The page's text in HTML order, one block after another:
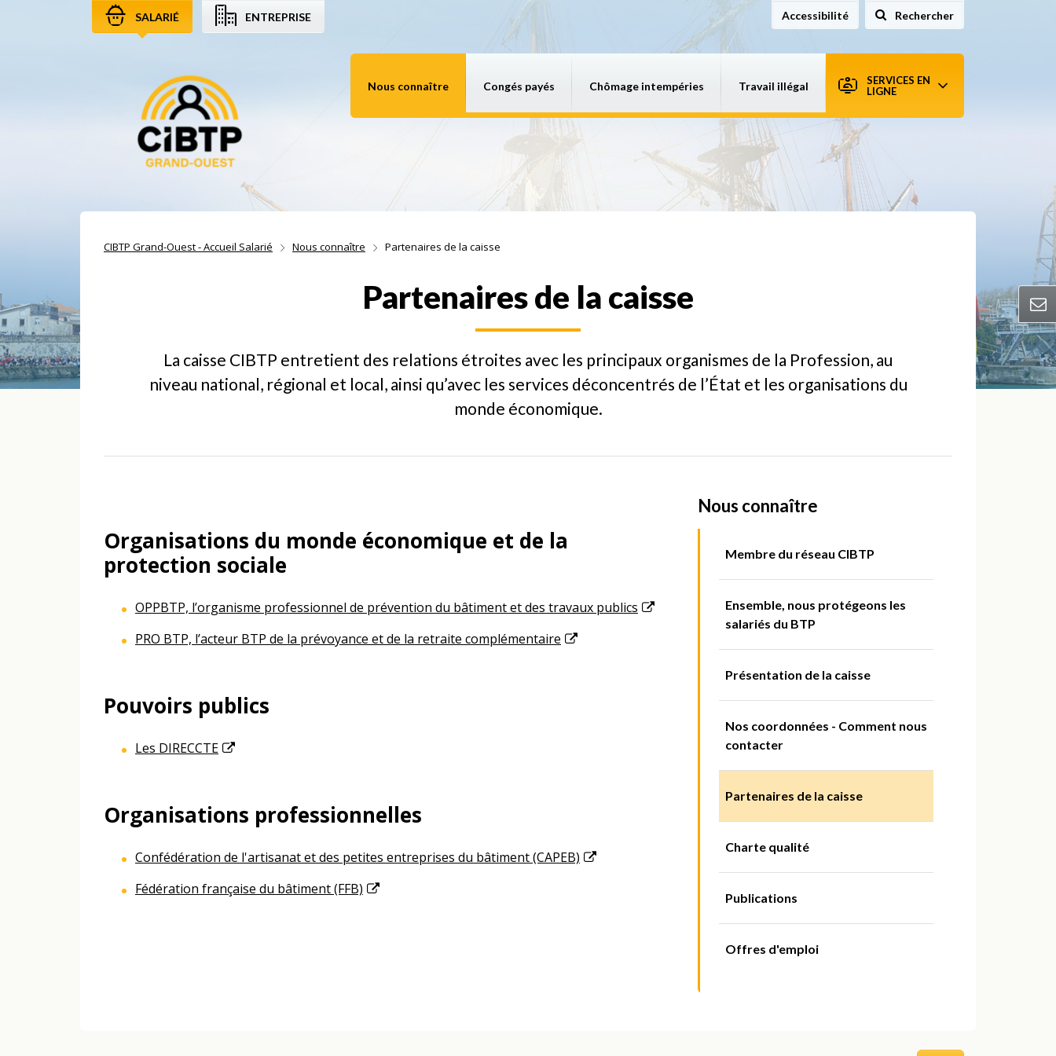
Aller au contenu
Aller à la recherche
Aller à la navigation
SALARIÉ ENTREPRISE Accessibilité Rechercher
Nous connaître Congés payés Chômage intempéries Travail illégal
SERVICES EN
LIGNE
CIBTP Grand-Ouest - Accueil Salarié Nous connaître Partenaires de la caisse
Partenaires de la caisse
La caisse CIBTP entretient des relations étroites avec les principaux organismes de la Profession, au
niveau national, régional et local, ainsi qu’avec les services déconcentrés de l’État et les organisations du
monde économique.
Organisations du monde économique et de la
protection sociale
OPPBTP, l’organisme professionnel de prévention du bâtiment et des travaux publics
PRO BTP, l’acteur BTP de la prévoyance et de la retraite complémentaire
Pouvoirs publics
Les DIRECCTE
Organisations professionnelles
Confédération de l'artisanat et des petites entreprises du bâtiment (CAPEB)
Fédération française du bâtiment (FFB)
Nous connaître
Membre du réseau CIBTP
Ensemble, nous protégeons les
salariés du BTP
Présentation de la caisse
Nos coordonnées - Comment nous
contacter
Partenaires de la caisse
Charte qualité
Publications
Offres d'emploi